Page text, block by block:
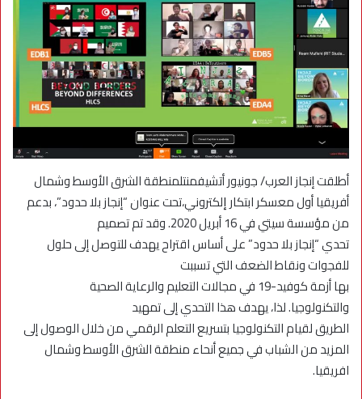
أطلقت إنجاز العرب/ جونيور أتشيفمنتلمنطقة الشرق الأوسط وشمال
أفريقيا أول معسكر ابتكارإلكتروني،تحت عنوان “إنجاز بلا حدود”، بدعم
من مؤسسة سيتي في 16 أبريل 2020. وقد تم تصميم
تحدي “إنجاز بلا حدود” على أساس اقتراح يهدف للتوصل إلى حلول
للفجوات ونقاط الضعف التي تسببت
بها أزمة كوفيد-19 في مجالات التعليم والرعاية الصحية
والتكنولوجيا. لذا، يهدف هذا التحدي إلى تمهيد
الطريق لقيام التكنولوجيا بتسريع التعلم الرقمي من خلال الوصول إلى
المزيد من الشباب في جميع أنحاء منطقة الشرق الأوسط وشمال
افريقيا.